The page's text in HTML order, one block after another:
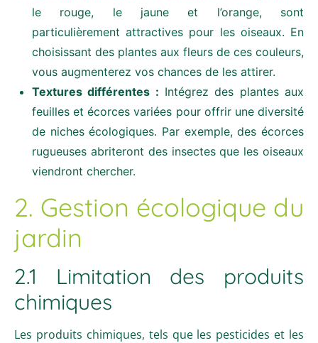
le rouge, le jaune et l’orange, sont
particulièrement attractives pour les oiseaux. En
choisissant des plantes aux fleurs de ces couleurs,
vous augmenterez vos chances de les attirer.
Textures différentes : Intégrez des plantes aux
feuilles et écorces variées pour offrir une diversité
de niches écologiques. Par exemple, des écorces
rugueuses abriteront des insectes que les oiseaux
viendront chercher.
2. Gestion écologique du
jardin
2.1 Limitation des produits
chimiques
Les produits chimiques, tels que les pesticides et les